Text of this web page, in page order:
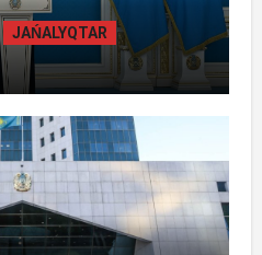
JAŃALYQTAR
ІРІ АВТОЖОЛ
РЕСМИ